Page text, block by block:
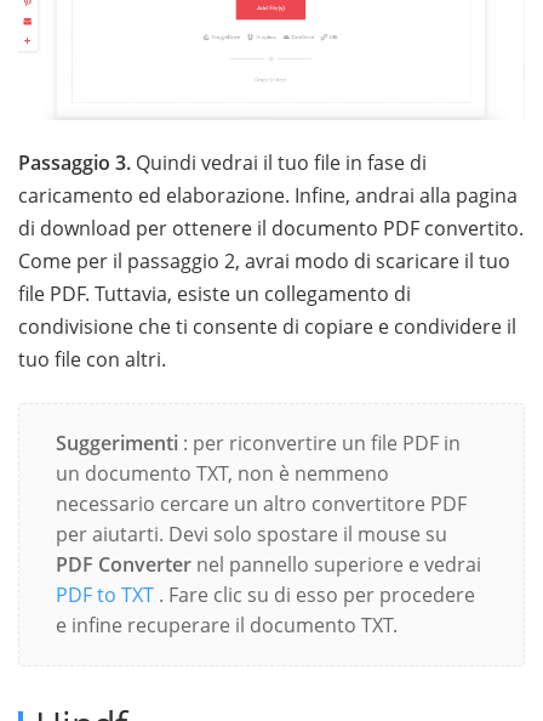
Passaggio 3. Quindi vedrai il tuo file in fase di
caricamento ed elaborazione. Infine, andrai alla pagina
di download per ottenere il documento PDF convertito.
Come per il passaggio 2, avrai modo di scaricare il tuo
file PDF. Tuttavia, esiste un collegamento di
condivisione che ti consente di copiare e condividere il
tuo file con altri.
Suggerimenti : per riconvertire un file PDF in
un documento TXT, non è nemmeno
necessario cercare un altro convertitore PDF
per aiutarti. Devi solo spostare il mouse su
PDF Converter nel pannello superiore e vedrai
PDF to TXT . Fare clic su di esso per procedere
e infine recuperare il documento TXT.